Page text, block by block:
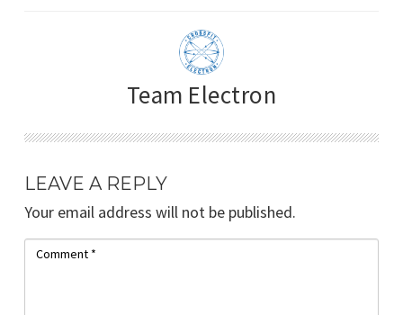
Team Electron
LEAVE A REPLY
Your email address will not be published.